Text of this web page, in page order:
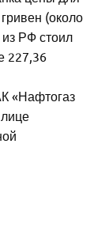
(около
РФ стоил
227,36
«Нафтогаз